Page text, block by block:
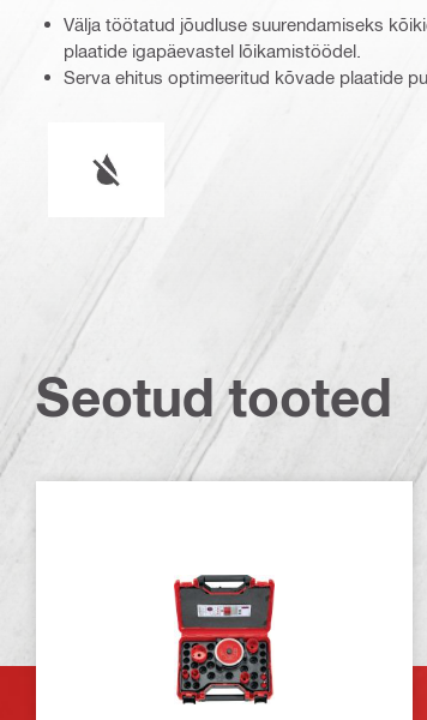
Välja töötatud jõudluse suurendamiseks
plaatide igapäevastel lõikamistöödel.
Serva ehitus optimeeritud kõvade plaatide
Seotud tooted